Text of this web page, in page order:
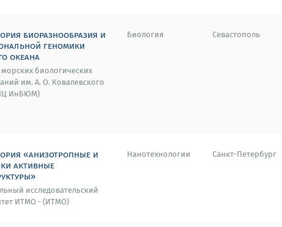
биоразнообразия и
геномики
океана
морских биологических
им. А. О. Ковалевского
ИнБЮМ)
Биология Севастополь
«анизотропные и
активные
исследовательский
ИТМО - (ИТМО)
Нанотехнологии Санкт-Петербург